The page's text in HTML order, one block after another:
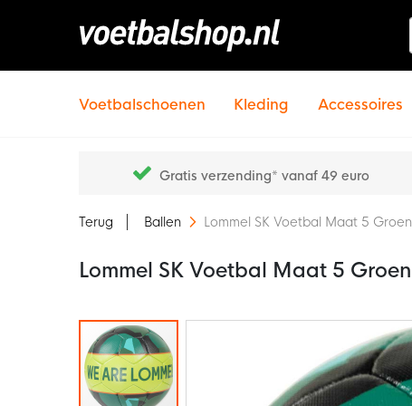
Voetbalschoenen Kleding Accessoires
Gratis verzending* vanaf 49 euro
Terug Ballen Lommel SK Voetbal Maat 5 Groen
Lommel SK Voetbal Maat 5 Groen
Ga
naar
het
einde
van
de